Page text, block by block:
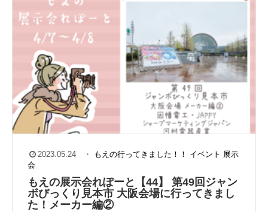
2023.05.24 ・ もえの行ってきました！！ イベント 展示
会
もえの展示会れぽーと【44】 第49回ジャン
ボびっくり⾒本市 ⼤阪会場に⾏ってきまし
た！メーカー編②